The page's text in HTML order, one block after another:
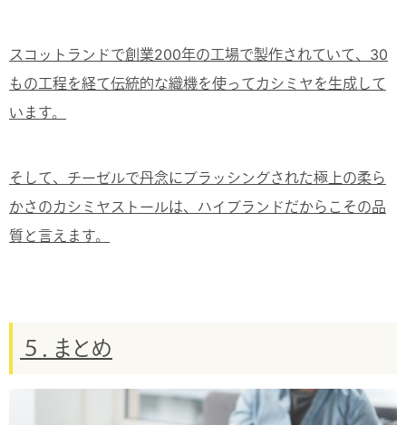
スコットランドで創業200年の工場で製作されていて、30
もの工程を経て伝統的な織機を使ってカシミヤを生成して
います。
そして、チーゼルで丹念にブラッシングされた極上の柔ら
かさのカシミヤストールは、ハイブランドだからこその品
質と言えます。
５．まとめ